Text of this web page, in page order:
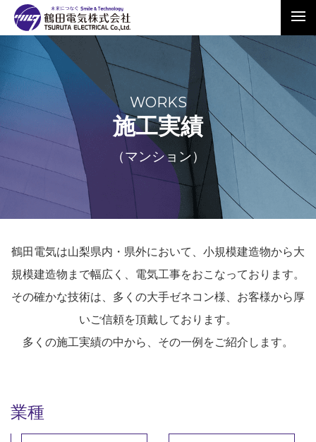
WORKS
施工実績
（マンション）
鶴田電気は山梨県内・県外において、小規模建造物から大
規模建造物まで幅広く、電気工事をおこなっております。
その確かな技術は、多くの大手ゼネコン様、お客様から厚
いご信頼を頂戴しております。
多くの施工実績の中から、その一例をご紹介します。
業種